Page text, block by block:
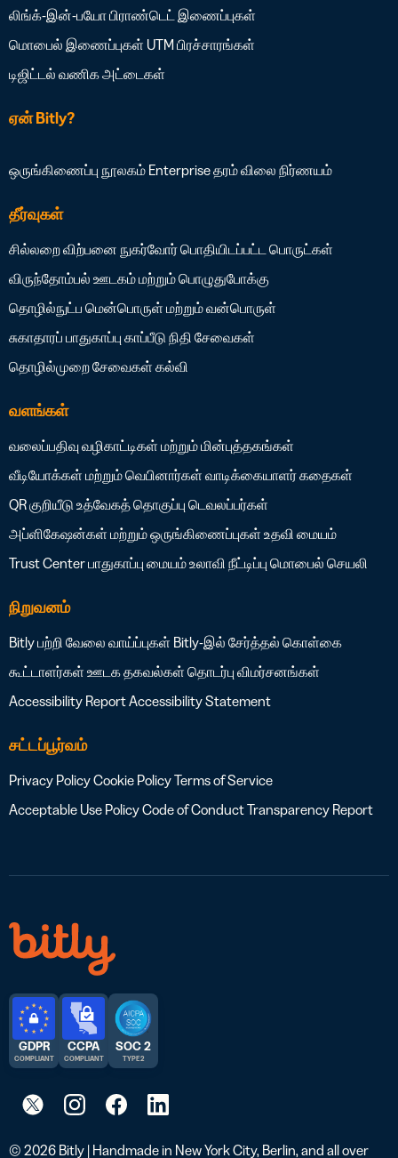
லிங்க்-இன்-பயோபிராண்டெட் இணைப்புகள்
மொபைல் இணைப்புகள் UTM பிரச்சாரங்கள்
டிஜிட்டல் வணிக அட்டைகள்
ஏன் Bitly?
ஒருங்கிணைப்பு நூலகம் Enterprise தரம்விலை நிர்ணயம்
தீர்வுகள்
சில்லறை விற்பனை நுகர்வோர் பொதியிடப்பட்ட பொருட்கள்
விருந்தோம்பல் ஊடகம் மற்றும் பொழுதுபோக்கு
தொழில்நுட்ப மென்பொருள் மற்றும் வன்பொருள்
சுகாதாரப் பாதுகாப்பு காப்பீடு நிதி சேவைகள்
தொழில்முறை சேவைகள் கல்வி
வளங்கள்
வலைப்பதிவுவழிகாட்டிகள் மற்றும் மின்புத்தகங்கள்
வீடியோக்கள் மற்றும் வெபினார்கள் வாடிக்கையாளர் கதைகள்
QR குறியீடு உத்வேகத் தொகுப்பு டெவலப்பர்கள்
அப்ளிகேஷன்கள் மற்றும் ஒருங்கிணைப்புகள் உதவி மையம்
Trust Centerபாதுகாப்பு மையம்உலாவி நீட்டிப்பு மொபைல் செயலி
நிறுவனம்
Bitly பற்றி வேலை வாய்ப்புகள் Bitly-இல் சேர்த்தல் கொள்கை
கூட்டாளர்கள் ஊடக தகவல்கள் தொடர்பு விமர்சனங்கள்
Accessibility ReportAccessibility Statement
சட்டப்பூர்வம்
Privacy PolicyCookie PolicyTerms of Service
Acceptable Use PolicyCode of ConductTransparency Report
© 2026 Bitly | Handmade in New York City, Berlin, and all over
GDPR
COMPLIANT
CCPA
COMPLIANT
SOC 2
TYPE 2